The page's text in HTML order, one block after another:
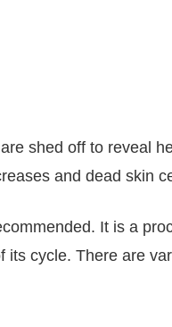
shed off to reveal
and dead skin
It is a
cycle. There are